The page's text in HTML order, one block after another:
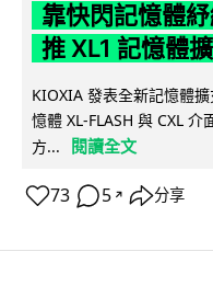
靠快閃記憶體
推 XL1 記憶體
KIOXIA 發表全新記憶體
憶體 XL-FLASH 與 CXL
方...
閱讀全文
73 5 ↗ 分享